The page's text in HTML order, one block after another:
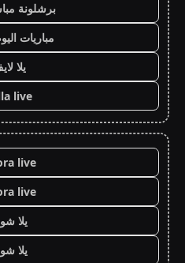
برشلونة
مباريات
يلا
live
live
live
يلا
يلا